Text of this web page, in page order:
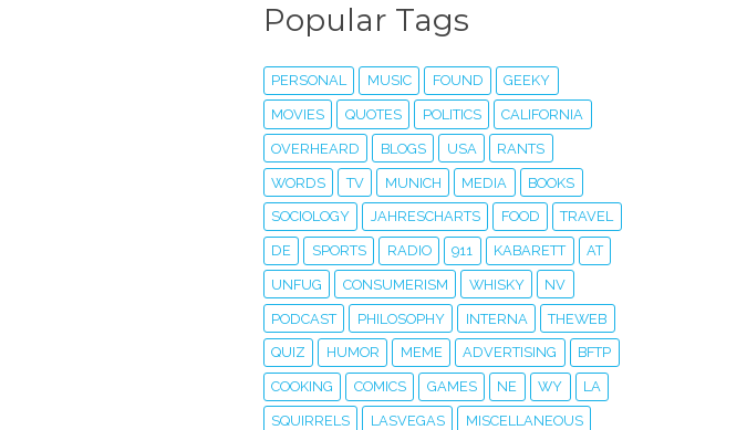
Popular Tags
PERSONAL MUSIC FOUND GEEKY
MOVIES QUOTES POLITICS CALIFORNIA
OVERHEARD BLOGS USA RANTS
WORDS TV MUNICH MEDIA BOOKS
SOCIOLOGY JAHRESCHARTS FOOD TRAVEL
DE SPORTS RADIO 911 KABARETT AT
UNFUG CONSUMERISM WHISKY NV
PODCAST PHILOSOPHY INTERNA THEWEB
QUIZ HUMOR MEME ADVERTISING BFTP
COOKING COMICS GAMES NE WY LA
SQUIRRELS LASVEGAS MISCELLANEOUS